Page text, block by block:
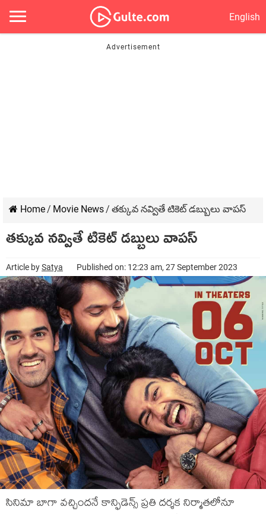
English
Home/ Movie News/ తక్కువ నవ్వితే టికెట్ డబ్బులు వాపస్
తక్కువ నవ్వితే టికెట్ డబ్బులు వాపస్
Article bySatya Published on: 12:23 am, 27 September 2023
సినిమా బాగా వచ్చిందనే కాన్ఫిడెన్స్ ప్రతి దర్శక నిర్మాతలోనూ